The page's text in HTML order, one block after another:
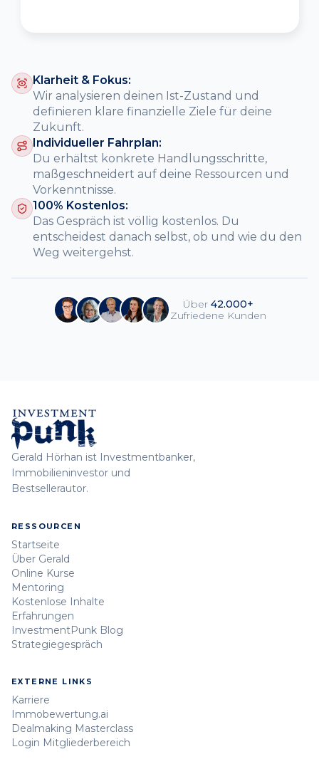
Klarheit & Fokus:
Wir analysieren deinen Ist-Zustand und
definieren klare finanzielle Ziele für deine
Zukunft.
Individueller Fahrplan:
Du erhältst konkrete Handlungsschritte,
maßgeschneidert auf deine Ressourcen und
Vorkenntnisse.
100% Kostenlos:
Das Gespräch ist völlig kostenlos. Du
entscheidest danach selbst, ob und wie du den
Weg weitergehst.
Über 42.000+
Zufriedene Kunden
Gerald Hörhan ist Investmentbanker,
Immobilieninvestor und
Bestsellerautor.
RESSOURCEN
Startseite
Über Gerald
Online Kurse
Mentoring
Kostenlose Inhalte
Erfahrungen
InvestmentPunk Blog
Strategiegespräch
EXTERNE LINKS
Karriere
Immobewertung.ai
Dealmaking Masterclass
Login Mitgliederbereich